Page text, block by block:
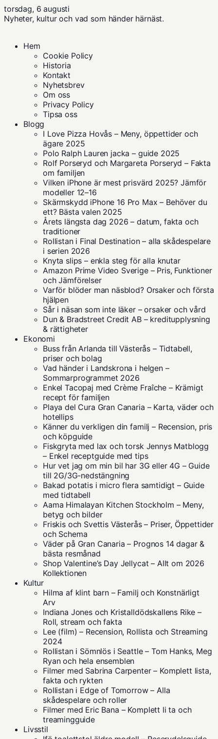
torsdag, 6 augusti
Nyheter, kultur och vad som händer härnäst.
Hem
Cookie Policy
Historia
Kontakt
Nyhetsbrev
Om oss
Privacy Policy
Tipsa oss
Blogg
I Love Pizza Hovås – Meny, öppettider och
ägare 2025
Polo Ralph Lauren jacka – guide 2025
Rolf Porseryd och Margareta Porseryd – Fakta
om familjen
Vilken iPhone är mest prisvärd 2025? Jämför
modeller 12–16
Skärmskydd iPhone 16 Pro Max – Behöver du
ett? Bästa valen 2025
Årets längsta dag 2026 – datum, fakta och
traditioner
Rollistan i Final Destination – alla skådespelare
i serien 2026
Knyta slips – enkla steg för alla knutar
Amazon Prime Video Sverige – Pris, Funktioner
och Jämförelser
Varför blöder man näsblod? Orsaker och första
hjälpen
Sår i näsan som inte läker – orsaker och vård
Dun & Bradstreet Credit AB – kreditupplysning
& rättigheter
Ekonomi
Buss från Arlanda till Västerås – Tidtabell,
priser och bolag
Vad händer i Landskrona i helgen –
Sommarprogrammet 2026
Enkel Tacopaj med Crème Fraîche – Krämigt
recept för familjen
Playa del Cura Gran Canaria – Karta, väder och
hotellips
Känner du verkligen din familj – Recension, pris
och köpguide
Fiskgryta med lax och torsk Jennys Matblogg
– Enkel receptguide med tips
Hur vet jag om min bil har 3G eller 4G – Guide
till 2G/3G-nedstängning
Bakad potatis i micro flera samtidigt – Guide
med tidtabell
Aama Himalayan Kitchen Stockholm – Meny,
betyg och bilder
Friskis och Svettis Västerås – Priser, Öppettider
och Schema
Väder på Gran Canaria – Prognos 14 dagar &
bästa resmånad
Shop Valentine’s Day Jellycat – Allt om 2026
Kollektionen
Kultur
Hilma af klint barn – Familj och Konstnärligt
Arv
Indiana Jones och Kristalldödskallens Rike –
Roll, stream och fakta
Lee (film) – Recension, Rollista och Streaming
2024
Rollistan i Sömnlös i Seattle – Tom Hanks, Meg
Ryan och hela ensemblen
Filmer med Sabrina Carpenter – Komplett lista,
fakta och rykten
Rollistan i Edge of Tomorrow – Alla
skådespelare och roller
Filmer med Eric Bana – Komplett li ta och
treamingguide
Livsstil